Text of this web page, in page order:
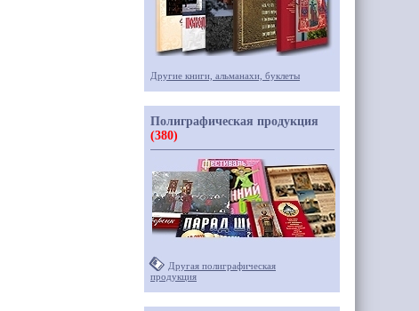
Другие книги, альманахи, буклеты
Полиграфическая продукция
(380)
Другая полиграфическая
продукция